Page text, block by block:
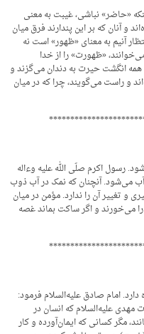
«حاضر» نباشی، غیبت به معنی
و آنان که بر این پندارند فرق میان
آنیم به معنای «ظهور» است نه
«ظهورت» را از خدا
انگشت حیرت به دندان می‌گزند و
و راست می‌گویند، چرا که در میان
رسول اکرم صلّی الله علیه وءاله
می‌شود. آنچنان که نمک در آب ذوب
و تغییر آن را ندارد. مؤمن در میان
می‌خورند و اگر ساکت بماند غصه
امام صادق علیه‌السلام فرمود:
علیه‌السلام که انسان در
مگر کسانی که ایمان‌آورده و کار